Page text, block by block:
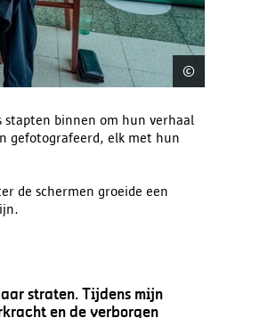
©
binnen om hun verhaal
gefotografeerd, elk met hun
de schermen groeide een
straten. Tijdens mijn
en de verborgen